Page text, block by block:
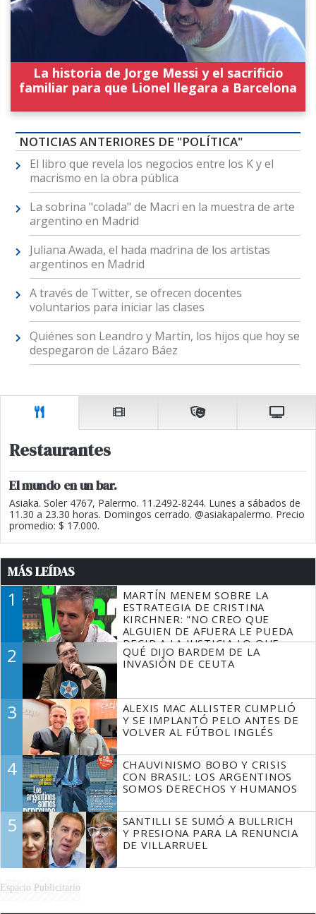
La historia de Jorge Messi y el sacrificio
familiar para que Lionel llegara a Barcelona
NOTICIAS ANTERIORES DE "POLÍTICA"
El libro que revela los negocios entre los K y el
macrismo en la obra pública
La sobrina "colada" de Macri en la muestra de arte
argentino en Madrid
Juliana Awada, el hada madrina de los artistas
argentinos en Madrid
A través de Twitter, se ofrecen docentes
voluntarios para iniciar las clases
Quiénes son Leandro y Martín, los hijos que hoy se
despegaron de Lázaro Báez
Restaurantes
El mundo en un bar.
Asiaka. Soler 4767, Palermo. 11.2492-8244. Lunes a sábados de
11.30 a 23.30 horas. Domingos cerrado. @asiakapalermo. Precio
promedio: $ 17.000.
MÁS LEÍDAS
1
MARTÍN MENEM SOBRE LA
ESTRATEGIA DE CRISTINA
KIRCHNER: "NO CREO QUE
ALGUIEN DE AFUERA LE PUEDA
DECIR A LA JUSTICIA LO QUE
TIENE QUE HACER"
2
QUÉ DIJO BARDEM DE LA
INVASIÓN DE CEUTA
3
ALEXIS MAC ALLISTER CUMPLIÓ
Y SE IMPLANTÓ PELO ANTES DE
VOLVER AL FÚTBOL INGLÉS
4
CHAUVINISMO BOBO Y CRISIS
CON BRASIL: LOS ARGENTINOS
SOMOS DERECHOS Y HUMANOS
5
SANTILLI SE SUMÓ A BULLRICH
Y PRESIONA PARA LA RENUNCIA
DE VILLARRUEL
Espacio Publicitario